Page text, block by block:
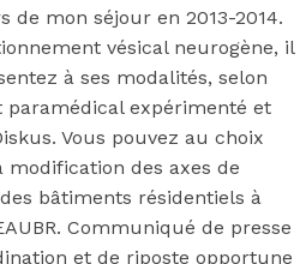
de mon séjour en 2013-2014.
vésical neurogène, il
à ses modalités, selon
paramédical expérimenté et
Vous pouvez au choix
des axes de
bâtiments résidentiels à
Communiqué de presse
et de riposte opportune